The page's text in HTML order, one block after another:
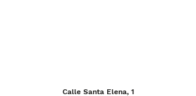
Calle Santa Elena, 1